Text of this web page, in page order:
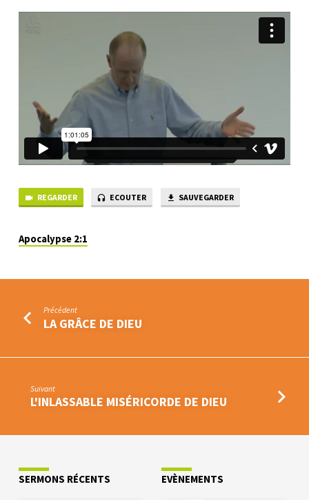
DE
REGARDER ECOUTER SAUVEGARDER
Apocalypse 2:1
Précédent
LA GRÂCE DE DIEU
Suivant
L'INLASSABLE MISÉRICORDE DE DIEU
SERMONS RÉCENTS EVÈNEMENTS